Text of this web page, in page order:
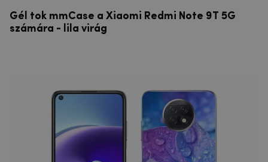
Gél tok mmCase a Xiaomi Redmi Note 9T 5G
számára - lila virág